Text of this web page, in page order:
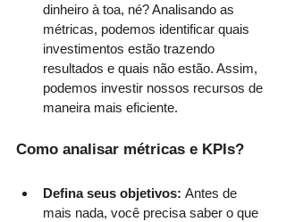
dinheiro à toa, né? Analisando as
métricas, podemos identificar quais
investimentos estão trazendo
resultados e quais não estão. Assim,
podemos investir nossos recursos de
maneira mais eficiente.
Como analisar métricas e KPIs?
Defina seus objetivos: Antes de
mais nada, você precisa saber o que